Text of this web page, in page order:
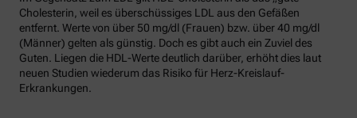
Cholesterin, weil es überschüssiges LDL aus den Gefäßen
entfernt. Werte von über 50 mg/dl (Frauen) bzw. über 40 mg/dl
(Männer) gelten als günstig. Doch es gibt auch ein Zuviel des
Guten. Liegen die HDL-Werte deutlich darüber, erhöht dies laut
neuen Studien wiederum das Risiko für Herz-Kreislauf-
Erkrankungen.